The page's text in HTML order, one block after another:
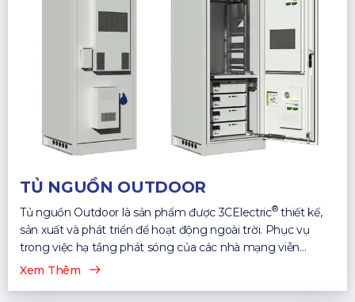
TỦ NGUỒN OUTDOOR
Tủ nguồn Outdoor là sản phẩm được 3CElectric®thiết kế,
sản xuất và phát triển để hoạt động ngoài trời. Phục vụ
trong việc hạ tầng phát sóng của các nhà mạng viễn
thông...
Xem Thêm